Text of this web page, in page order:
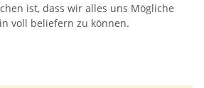
ist, dass wir alles uns Mögliche
voll beliefern zu können.